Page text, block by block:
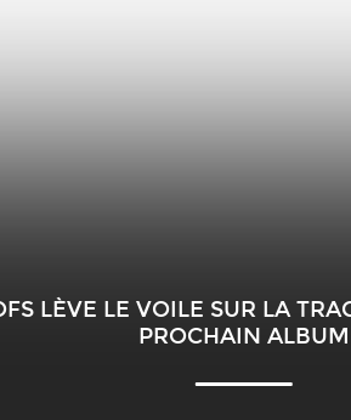
LÈVE LE VOILE SUR LA
PROCHAIN ALBUM